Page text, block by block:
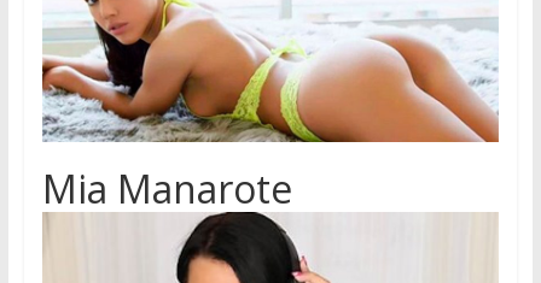
Mia Manarote